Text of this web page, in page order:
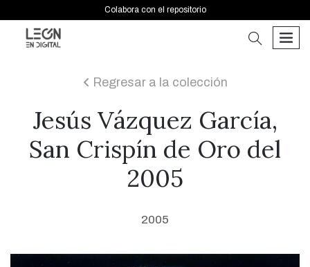
Colabora con el repositorio
buscar
icon
Regresar a la colección
Jesús Vázquez García,
San Crispín de Oro del
2005
2005